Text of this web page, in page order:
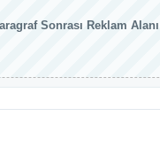
Sonrası Reklam Alanı